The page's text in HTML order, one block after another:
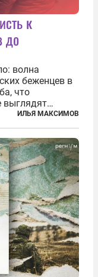
к
до
волна
беженцев в
что
выглядят
к
случай
ИЛЬЯ МАКСИМОВ